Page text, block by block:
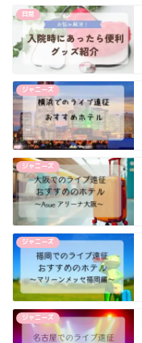
日常
ジャニーズ
ジャニーズ
ジャニーズ
ジャニーズ